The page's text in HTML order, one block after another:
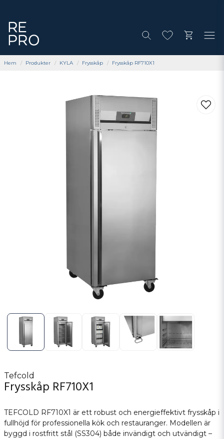
Hem Produkter KYLA Frysskåp Frysskåp RF710X1
Tefcold
Frysskåp RF710X1
TEFCOLD RF710X1 är ett robust och energieffektivt frysskåp i
fullhöjd för professionella kök och restauranger. Modellen är
byggd i rostfritt stål (SS304) både invändigt och utvändigt –